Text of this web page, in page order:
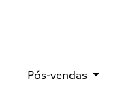
Pós-vendas